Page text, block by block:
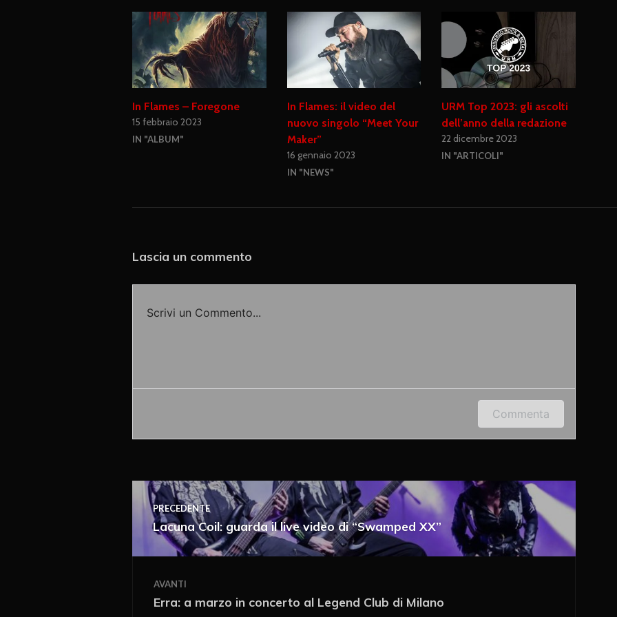
In Flames – Foregone
15 febbraio 2023
IN "ALBUM"
In Flames: il video del
nuovo singolo “Meet Your
Maker”
16 gennaio 2023
IN "NEWS"
URM Top 2023: gli ascolti
dell’anno della redazione
22 dicembre 2023
IN "ARTICOLI"
Lascia un commento
Scrivi un Commento...
Accedi o fornisci il tuo nome o indirizzo e-mail per lasciare un commento.
Ricevi i nuovi articoli via e-mail
Commenta
PRECEDENTE
Lacuna Coil: guarda il live video di “Swamped XX”
AVANTI
Erra: a marzo in concerto al Legend Club di Milano